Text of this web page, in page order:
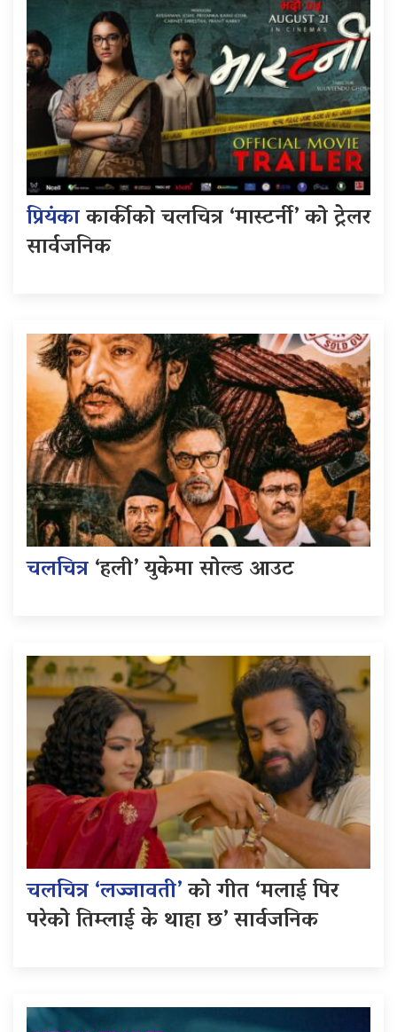
प्रियंकाकार्कीको चलचित्र ‘मास्टर्नी’ को ट्रेलर
सार्वजनिक
चलचित्र‘हली’ युकेमा सोल्ड आउट
चलचित्र ‘लज्जावती’को गीत ‘मलाई पिर
परेको तिम्लाई के थाहा छ’ सार्वजनिक